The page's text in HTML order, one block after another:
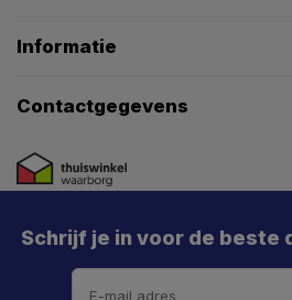
Informatie
Contactgegevens
Schrijf je in voor de beste